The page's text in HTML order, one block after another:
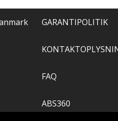
GARANTIPOLITIK
FAQ
ABS360